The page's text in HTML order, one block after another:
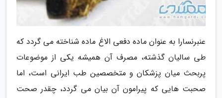
عنبرنسارا به عنوان ماده دفعی الاغ ماده شناخته می گردد که
طی سالیان گذشته، مصرف آن همیشه یکی از موضوعات
پربحث میان پزشکان و متخصصین طب ایرانی است، اما
صحبت هایی که پیرامون آن بیان می گردد، چقدر صحت